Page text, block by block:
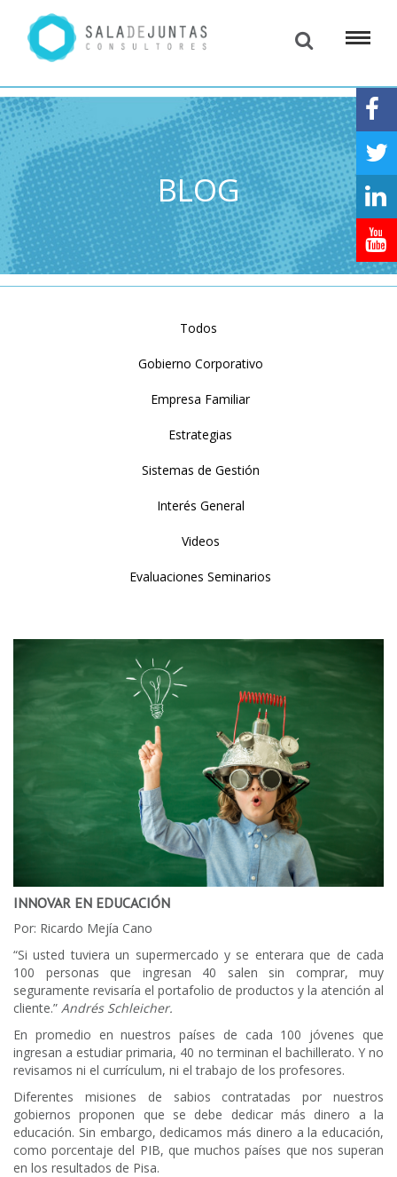
BLOG
Todos
Gobierno Corporativo
Empresa Familiar
Estrategias
Sistemas de Gestión
Interés General
Videos
Evaluaciones Seminarios
INNOVAR EN EDUCACIÓN
Por: Ricardo Mejía Cano
“Si usted tuviera un supermercado y se enterara que de cada
100 personas que ingresan 40 salen sin comprar, muy
seguramente revisaría el portafolio de productos y la atención al
cliente.” Andrés Schleicher.
En promedio en nuestros países de cada 100 jóvenes que
ingresan a estudiar primaria, 40 no terminan el bachillerato. Y no
revisamos ni el currículum, ni el trabajo de los profesores.
Diferentes misiones de sabios contratadas por nuestros
gobiernos proponen que se debe dedicar más dinero a la
educación. Sin embargo, dedicamos más dinero a la educación,
como porcentaje del PIB, que muchos países que nos superan
en los resultados de Pisa.